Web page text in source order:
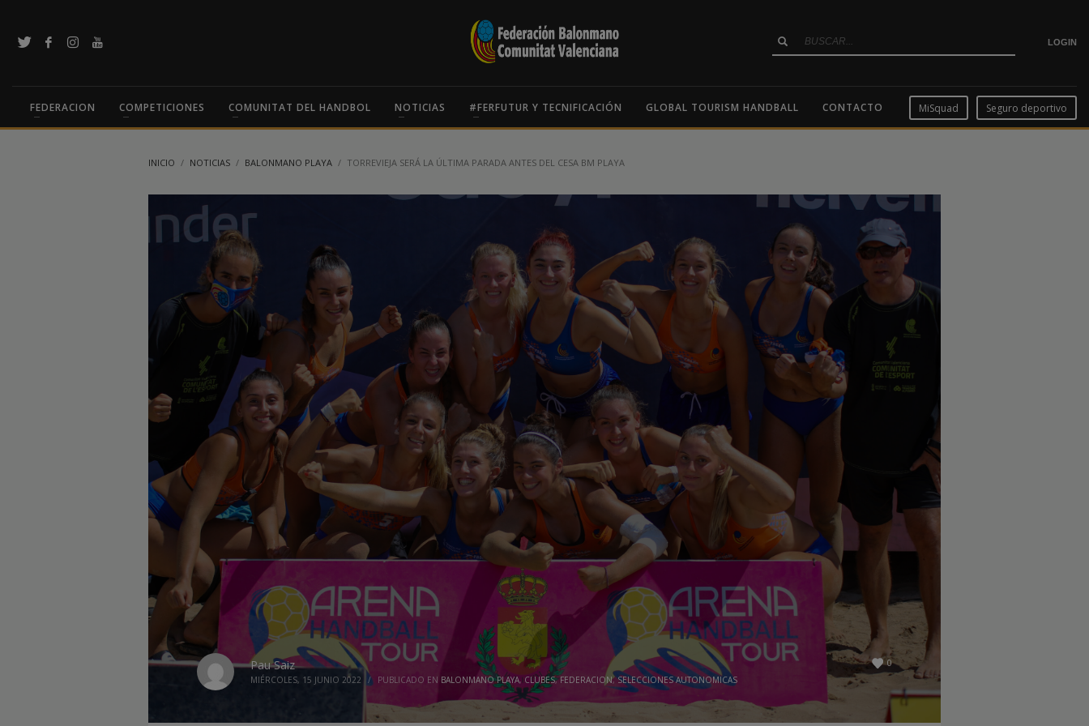
LOGIN
FEDERACION COMPETICIONES COMUNITAT DEL HANDBOL NOTICIAS #FERFUTUR Y TECNIFICACIÓN GLOBAL TOURISM HANDBALL CONTACTO MiSquad Seguro deportivo
INICIO NOTICIAS BALONMANO PLAYA TORREVIEJA SERÁ LA ÚLTIMA PARADA ANTES DEL CESA BM PLAYA
0
Pau Saiz
MIÉRCOLES, 15 JUNIO 2022 / PUBLICADO EN BALONMANO PLAYA,CLUBES,FEDERACION,SELECCIONES AUTONOMICAS